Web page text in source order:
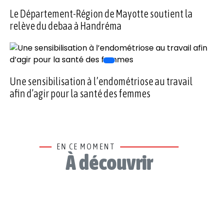
Le Département-Région de Mayotte soutient la
relève du debaa à Handréma
Une sensibilisation à l’endométriose au travail
afin d’agir pour la santé des femmes
EN CE MOMENT
À découvrir